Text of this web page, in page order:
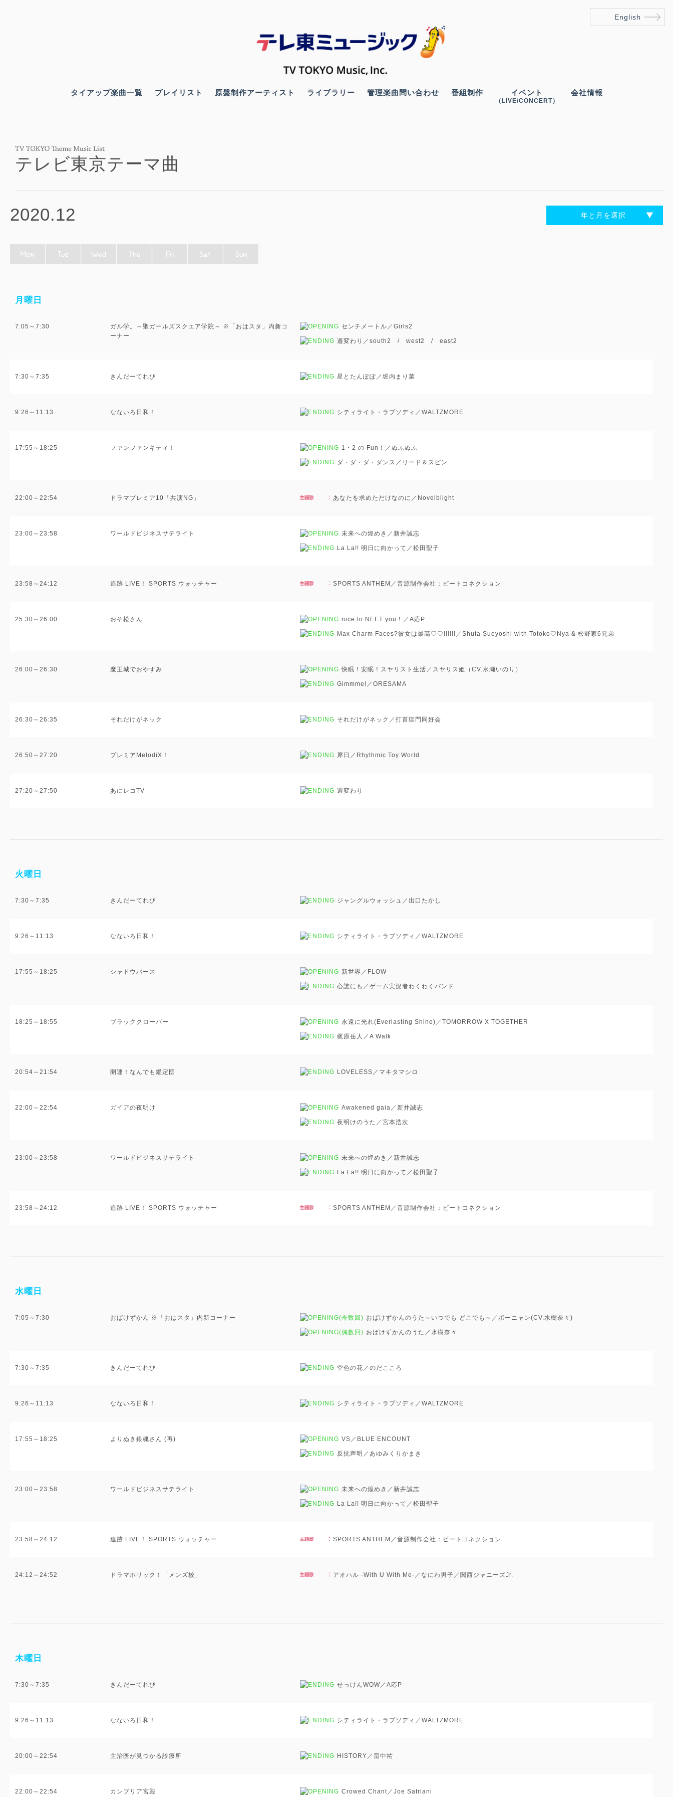
タイアップ楽曲一覧 プレイリスト 原盤制作アーティスト ライブラリー 管理楽曲問い合わせ 番組制作 イベント
（LIVE/CONCERT）
会社情報
English
テレビ東京テーマ曲
2020.12 年と月を選択
月曜日
7:05～7:30
ガル学。～聖ガールズスクエア学院～ ※「おはスタ」内新コ
ーナー
センチメートル／Girls2
週変わり／south2 / west2 / east2
7:30～7:35 きんだーてれび 星とたんぽぽ／堀内まり菜
9:26～11:13 なないろ日和！ シティライト・ラプソディ／WALTZMORE
17:55～18:25 ファンファンキティ！ 1・2 の Fun！／ぬふぬふ
ダ・ダ・ダ・ダンス／リード＆スピン
22:00～22:54 ドラマプレミア10「共演NG」 あなたを求めただけなのに／Novelblight
23:00～23:58 ワールドビジネスサテライト 未来への煌めき／新井誠志
La La!! 明日に向かって／松田聖子
23:58～24:12 追跡 LIVE！ SPORTS ウォッチャー SPORTS ANTHEM／音源制作会社：ビートコネクション
25:30～26:00 おそ松さん nice to NEET you！／A応P
Max Charm Faces?彼女は最高♡♡!!!!!!／Shuta Sueyoshi with Totoko♡Nya & 松野家6兄弟
26:00～26:30 魔王城でおやすみ 快眠！安眠！スヤリスト生活／スヤリス姫（CV.水瀬いのり）
Gimmme!／ORESAMA
26:30～26:35 それだけがネック それだけがネック／打首獄門同好会
26:50～27:20 プレミアMelodiX！ 犀日／Rhythmic Toy World
27:20～27:50 あにレコTV 週変わり
火曜日
7:30～7:35 きんだーてれび ジャングルウォッシュ／出口たかし
9:26～11:13 なないろ日和！ シティライト・ラプソディ／WALTZMORE
17:55～18:25 シャドウバース 新世界／FLOW
心誰にも／ゲーム実況者わくわくバンド
18:25～18:55 ブラッククローバー 永遠に光れ(Everlasting Shine)／TOMORROW X TOGETHER
梶原岳人／A Walk
20:54～21:54 開運！なんでも鑑定団 LOVELESS／マキタマシロ
22:00～22:54 ガイアの夜明け Awakened gaia／新井誠志
夜明けのうた／宮本浩次
23:00～23:58 ワールドビジネスサテライト 未来への煌めき／新井誠志
La La!! 明日に向かって／松田聖子
23:58～24:12 追跡 LIVE！ SPORTS ウォッチャー SPORTS ANTHEM／音源制作会社：ビートコネクション
水曜日
7:05～7:30 おばけずかん ※「おはスタ」内新コーナー (奇数回) おばけずかんのうた～いつでも どこでも～／ポーニャン(CV.水樹奈々)
(偶数回) おばけずかんのうた／水樹奈々
7:30～7:35 きんだーてれび 空色の花／のだこころ
9:26～11:13 なないろ日和！ シティライト・ラプソディ／WALTZMORE
17:55～18:25 よりぬき銀魂さん (再) VS／BLUE ENCOUNT
反抗声明／あゆみくりかまき
23:00～23:58 ワールドビジネスサテライト 未来への煌めき／新井誠志
La La!! 明日に向かって／松田聖子
23:58～24:12 追跡 LIVE！ SPORTS ウォッチャー SPORTS ANTHEM／音源制作会社：ビートコネクション
24:12～24:52 ドラマホリック！「メンズ校」 アオハル -With U With Me-／なにわ男子／関西ジャニーズJr.
木曜日
7:30～7:35 きんだーてれび せっけんWOW／A応P
9:26～11:13 なないろ日和！ シティライト・ラプソディ／WALTZMORE
20:00～22:54 主治医が見つかる診療所 HISTORY／畠中祐
22:00～22:54 カンブリア宮殿 Crowed Chant／Joe Satriani